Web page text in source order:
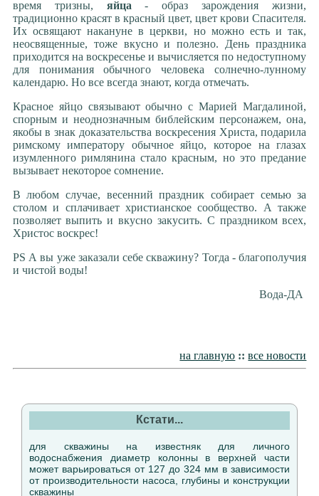
время тризны, яйца - образ зарождения жизни,
традиционно красят в красный цвет, цвет крови Спасителя.
Их освящают накануне в церкви, но можно есть и так,
неосвященные, тоже вкусно и полезно. День праздника
приходится на воскресенье и вычисляется по недоступному
для понимания обычного человека солнечно-лунному
календарю. Но все всегда знают, когда отмечать.
Красное яйцо связывают обычно с Марией Магдалиной,
спорным и неоднозначным библейским персонажем, она,
якобы в знак доказательства воскресения Христа, подарила
римскому императору обычное яйцо, которое на глазах
изумленного римлянина стало красным, но это предание
вызывает некоторое сомнение.
В любом случае, весенний праздник собирает семью за
столом и сплачивает христианское сообщество. А также
позволяет выпить и вкусно закусить. С праздником всех,
Христос воскрес!
PS А вы уже заказали себе скважину? Тогда - благополучия
и чистой воды!
Вода-ДА
на главную :: все новости
Кстати...
для скважины на известняк для личного
водоснабжения диаметр колонны в верхней части
может варьироваться от 127 до 324 мм в зависимости
от производительности насоса, глубины и конструкции
скважины